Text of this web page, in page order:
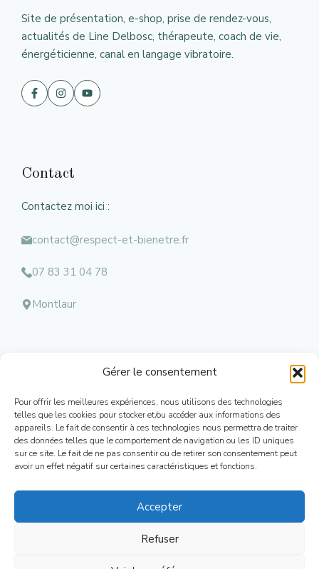
Gérer le consentement
Pour offrir les meilleures expériences, nous utilisons des technologies
telles que les cookies pour stocker et/ou accéder aux informations des
appareils. Le fait de consentir à ces technologies nous permettra de traiter
des données telles que le comportement de navigation ou les ID uniques
sur ce site. Le fait de ne pas consentir ou de retirer son consentement peut
avoir un effet négatif sur certaines caractéristiques et fonctions.
Accepter
Refuser
Site de présentation, e-shop, prise de rendez-vous,
actualités de Line Delbosc, thérapeute, coach de vie,
énergéticienne, canal en langage vibratoire.
Contact
Contactez moi ici :
contact@respect-et-bienetre.fr
07 83 31 04 78
Montlaur
Mentions légales
Contacts
Conditions Générales de Ventes
Mon Compte